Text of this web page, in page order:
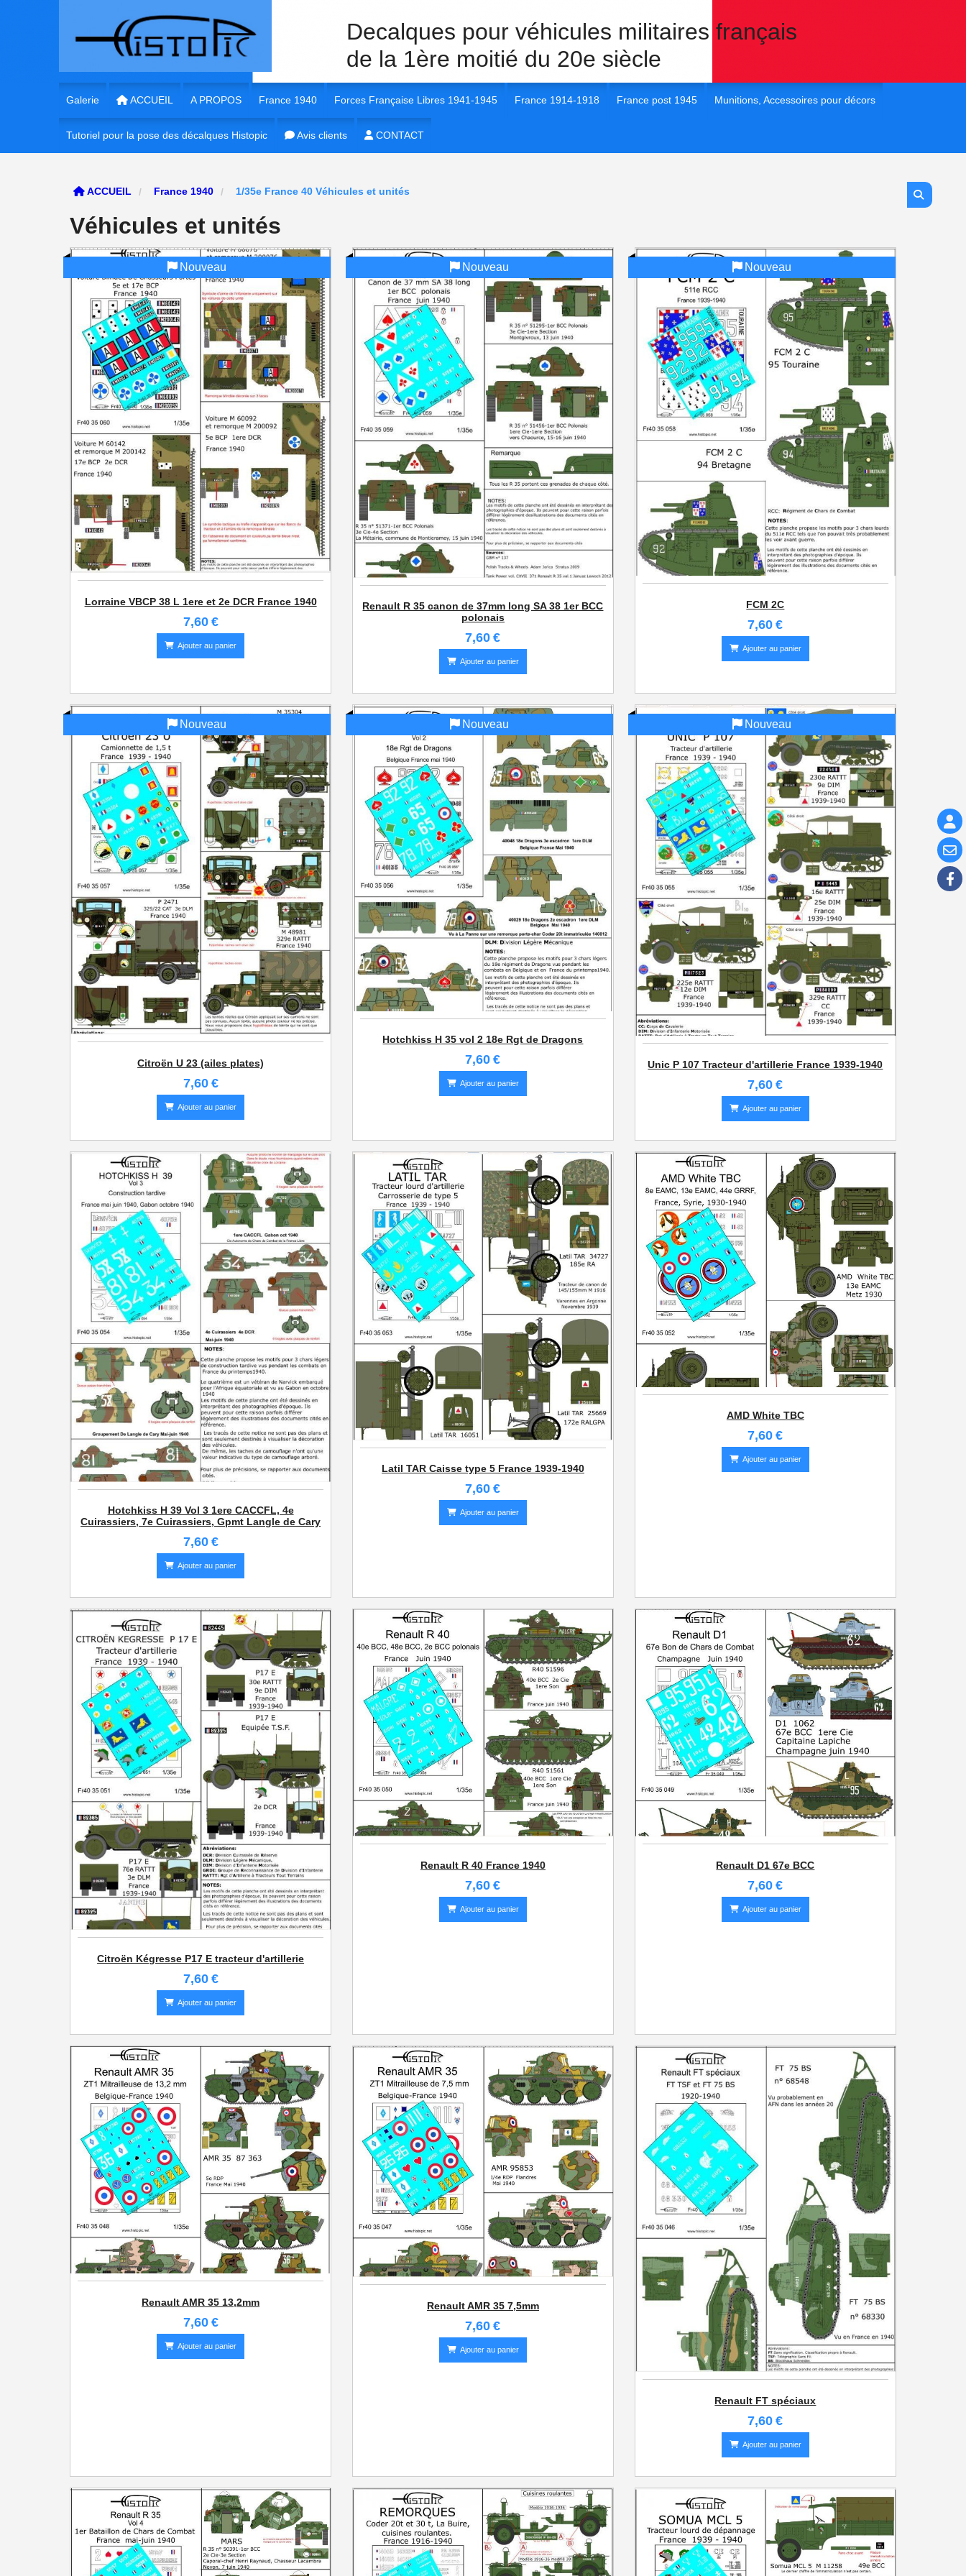
Decalques pour véhicules militaires français
de la 1ère moitié du 20e siècle
Galerie ACCUEIL A PROPOS France 1940
1/35e France 40 Véhicules et unités
1/56e France 1940
1/48e France 40
1/87e France 1940
Forces Française Libres 1941-1945
1/35e FFL 1941-1945
1/48e FFL 1941-1945
1/87e FFL 1941-1945
France 1914-1918 France post 1945
1/48e France Post 45
Munitions, Accessoires pour décors
Tutoriel pour la pose des décalques Histopic Avis clients CONTACT
ACCUEIL France 1940 1/35e France 40 Véhicules et unités
Véhicules et unités
Nouveau
Lorraine VBCP 38 L 1ere et 2e DCR France 1940
7,60€
Ajouter au panier
Nouveau
Renault R 35 canon de 37mm long SA 38 1er BCC
polonais
7,60 €
Ajouter au panier
Nouveau
FCM 2C
7,60 €
Ajouter au panier
Nouveau
Citroën U 23 (ailes plates)
7,60€
Ajouter au panier
Nouveau
Hotchkiss H 35 vol 2 18e Rgt de Dragons
7,60 €
Ajouter au panier
Nouveau
Unic P 107 Tracteur d'artillerie France 1939-1940
7,60 €
Ajouter au panier
Hotchkiss H 39 Vol 3 1ere CACCFL, 4e
Cuirassiers, 7e Cuirassiers, Gpmt Langle de Cary
7,60€
Ajouter au panier
Latil TAR Caisse type 5 France 1939-1940
7,60 €
Ajouter au panier
AMD White TBC
7,60 €
Ajouter au panier
Citroën Kégresse P17 E tracteur d'artillerie
7,60€
Ajouter au panier
Renault R 40 France 1940
7,60 €
Ajouter au panier
Renault D1 67e BCC
7,60 €
Ajouter au panier
Renault AMR 35 13,2mm
7,60€
Ajouter au panier
Renault AMR 35 7,5mm
7,60 €
Ajouter au panier
Renault FT spéciaux
7,60 €
Ajouter au panier